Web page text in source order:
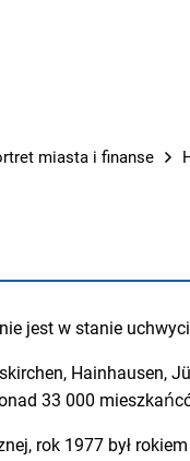
miasta i finanse
jest w stanie
Hainhausen,
33 000
rok 1977 był